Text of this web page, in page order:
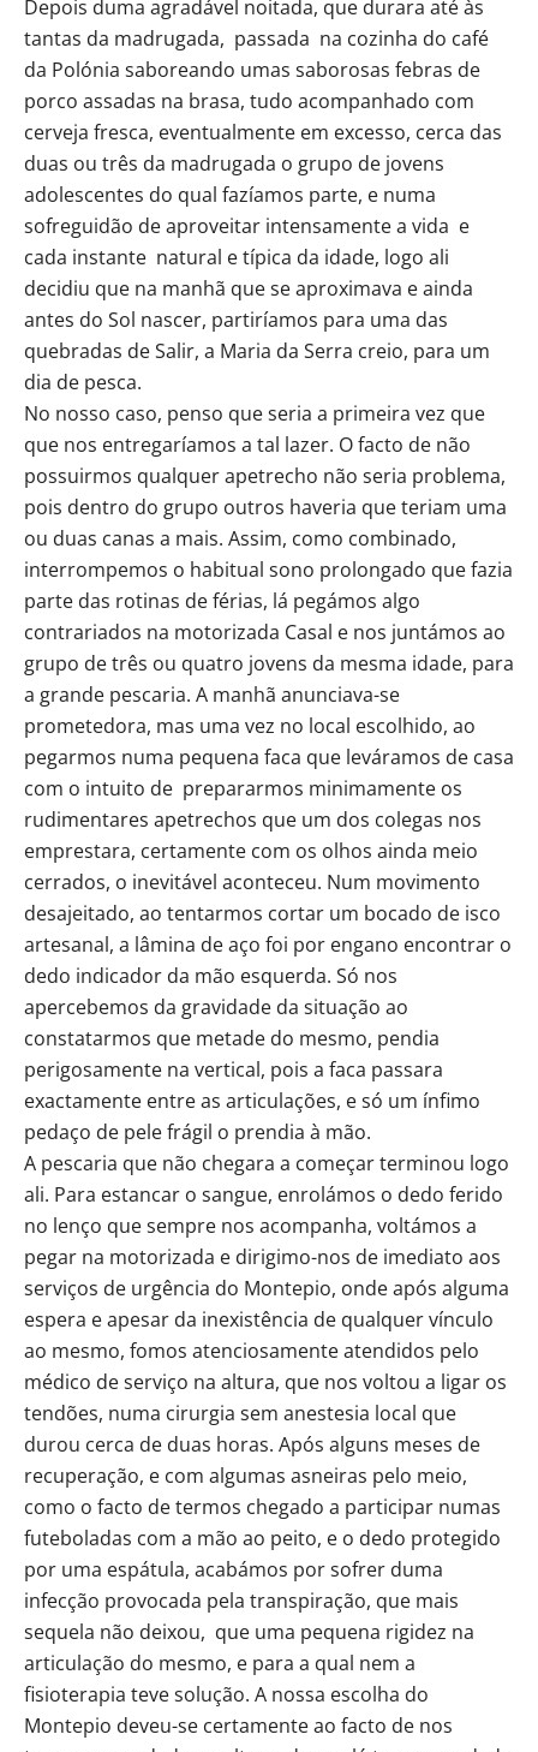
Depois duma agradável noitada, que durara até às
tantas da madrugada, passada na cozinha do café
da Polónia saboreando umas saborosas febras de
porco assadas na brasa, tudo acompanhado com
cerveja fresca, eventualmente em excesso, cerca das
duas ou três da madrugada o grupo de jovens
adolescentes do qual fazíamos parte, e numa
sofreguidão de aproveitar intensamente a vida e
cada instante natural e típica da idade, logo ali
decidiu que na manhã que se aproximava e ainda
antes do Sol nascer, partiríamos para uma das
quebradas de Salir, a Maria da Serra creio, para um
dia de pesca.
No nosso caso, penso que seria a primeira vez que
que nos entregaríamos a tal lazer. O facto de não
possuirmos qualquer apetrecho não seria problema,
pois dentro do grupo outros haveria que teriam uma
ou duas canas a mais. Assim, como combinado,
interrompemos o habitual sono prolongado que fazia
parte das rotinas de férias, lá pegámos algo
contrariados na motorizada Casal e nos juntámos ao
grupo de três ou quatro jovens da mesma idade, para
a grande pescaria. A manhã anunciava-se
prometedora, mas uma vez no local escolhido, ao
pegarmos numa pequena faca que leváramos de casa
com o intuito de prepararmos minimamente os
rudimentares apetrechos que um dos colegas nos
emprestara, certamente com os olhos ainda meio
cerrados, o inevitável aconteceu. Num movimento
desajeitado, ao tentarmos cortar um bocado de isco
artesanal, a lâmina de aço foi por engano encontrar o
dedo indicador da mão esquerda. Só nos
apercebemos da gravidade da situação ao
constatarmos que metade do mesmo, pendia
perigosamente na vertical, pois a faca passara
exactamente entre as articulações, e só um ínfimo
pedaço de pele frágil o prendia à mão.
A pescaria que não chegara a começar terminou logo
ali. Para estancar o sangue, enrolámos o dedo ferido
no lenço que sempre nos acompanha, voltámos a
pegar na motorizada e dirigimo-nos de imediato aos
serviços de urgência do Montepio, onde após alguma
espera e apesar da inexistência de qualquer vínculo
ao mesmo, fomos atenciosamente atendidos pelo
médico de serviço na altura, que nos voltou a ligar os
tendões, numa cirurgia sem anestesia local que
durou cerca de duas horas. Após alguns meses de
recuperação, e com algumas asneiras pelo meio,
como o facto de termos chegado a participar numas
futeboladas com a mão ao peito, e o dedo protegido
por uma espátula, acabámos por sofrer duma
infecção provocada pela transpiração, que mais
sequela não deixou, que uma pequena rigidez na
articulação do mesmo, e para a qual nem a
fisioterapia teve solução. A nossa escolha do
Montepio deveu-se certamente ao facto de nos